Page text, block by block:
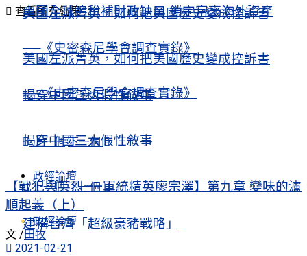
美國左派菁英，如何把美國歷史變成控訴書
──《史密森尼學會調查實錄》
揭穿中國三大假性敘事
上一個 下一個
政經論壇
建構台灣「超級豪豬戰略」
中國全球追稅補財政缺口 鎖定富豪海外資產
美國左派菁英，如何把美國歷史變成控訴書
──《史密森尼學會調查實錄》
揭穿中國三大假性敘事
上一個 下一個
政經論壇
查看所有結果
【戰犯與英烈——軍統精英廖宗澤】第九章 變味的瀘
順起義（上）
文 /田牧
2021-02-21